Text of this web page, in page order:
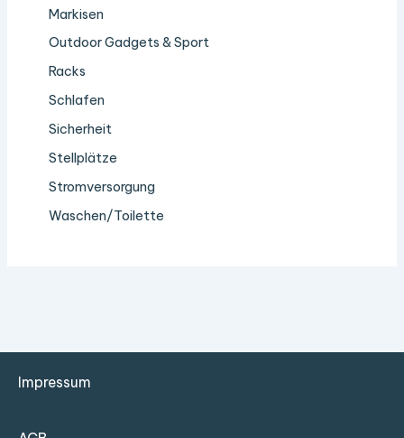
Markisen
Outdoor Gadgets & Sport
Racks
Schlafen
Sicherheit
Stellplätze
Stromversorgung
Waschen/Toilette
Impressum